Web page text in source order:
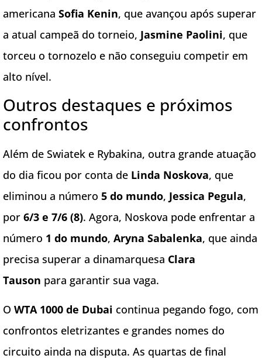
americana Sofia Kenin, que avançou após superar
a atual campeã do torneio, Jasmine Paolini, que
torceu o tornozelo e não conseguiu competir em
alto nível.
Outros destaques e próximos
confrontos
Além de Swiatek e Rybakina, outra grande atuação
do dia ficou por conta de Linda Noskova, que
eliminou a número 5 do mundo, Jessica Pegula,
por 6/3 e 7/6 (8). Agora, Noskova pode enfrentar a
número 1 do mundo, Aryna Sabalenka, que ainda
precisa superar a dinamarquesa Clara
Tauson para garantir sua vaga.
O WTA 1000 de Dubai continua pegando fogo, com
confrontos eletrizantes e grandes nomes do
circuito ainda na disputa. As quartas de final